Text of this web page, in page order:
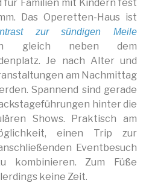
für Familien mit Kindern fest
Das Operetten-Haus ist
zur sündigen Meile
gleich neben dem
Je nach Alter und
am Nachmittag
Spannend sind gerade
hinter die
Shows. Praktisch am
einen Trip zur
Eventbesuch
kombinieren. Zum Füße
keine Zeit.